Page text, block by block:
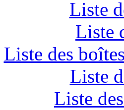
Liste
Liste
Liste des
Liste
Liste